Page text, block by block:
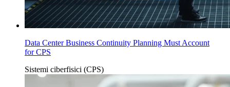
Data Center Business Continuity Planning Must Account
for CPS
Sistemi ciberfisici (CPS)